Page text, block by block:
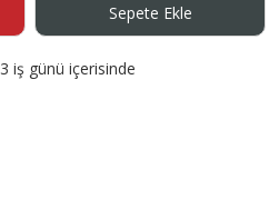
Sepete Ekle
3 iş günü içerisinde